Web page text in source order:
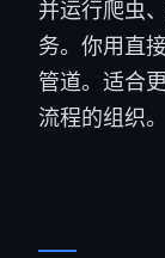
并运行爬虫
务。你用直
管道。适合
流程的组织。